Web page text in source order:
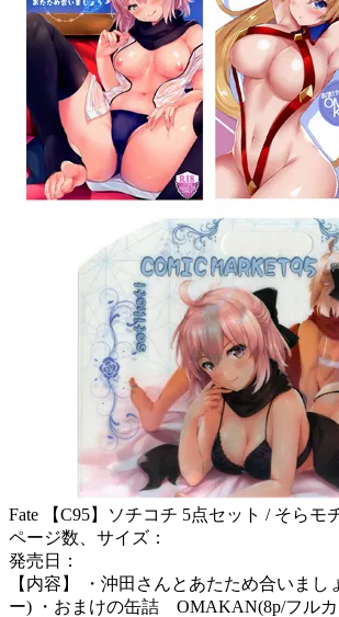
Fate 【C95】ソチコチ 5点セット / そらモ
ページ数、サイズ：
発売日：
【内容】 ・沖田さんとあたため合いまし
ー) ・おまけの缶詰 OMAKAN(8p/フル